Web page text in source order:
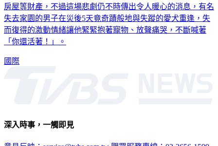
房屋等財產，不過這場悲劇仍不時傳出令人暖心的消息，有名
失去家園的男子在災後5天竟奇蹟般地與失蹤的愛犬重逢，失
而復得的激動情緒讓他緊緊抱著寵物、放聲痛哭，不斷喊著
「你還活著！」。
國際
深入時事，一觸即見